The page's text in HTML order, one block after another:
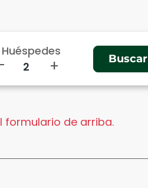
Huéspedes
+
formulario de arriba.